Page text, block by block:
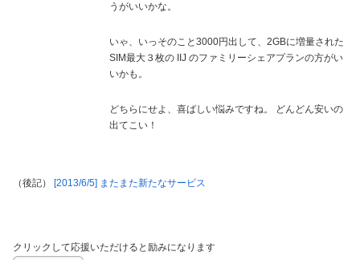
うがいいかな。
いゃ、いっそのこと3000円出して、2GBに増量された
SIM最大３枚の IIJ のファミリーシェアプランの方がい
いかも。
どちらにせよ、喜ばしい悩みですね。 どんどん安いの
出てこい！
（後記） [2013/6/5] またまた新たなサービス
クリックして応援いただけると励みになります